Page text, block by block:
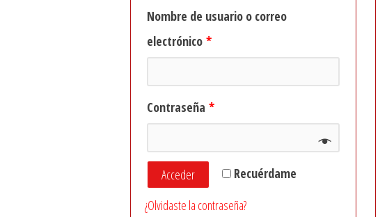
Nombre de usuario o correo
electrónico *
Contraseña *
Recuérdame
Acceder
¿Olvidaste la contraseña?